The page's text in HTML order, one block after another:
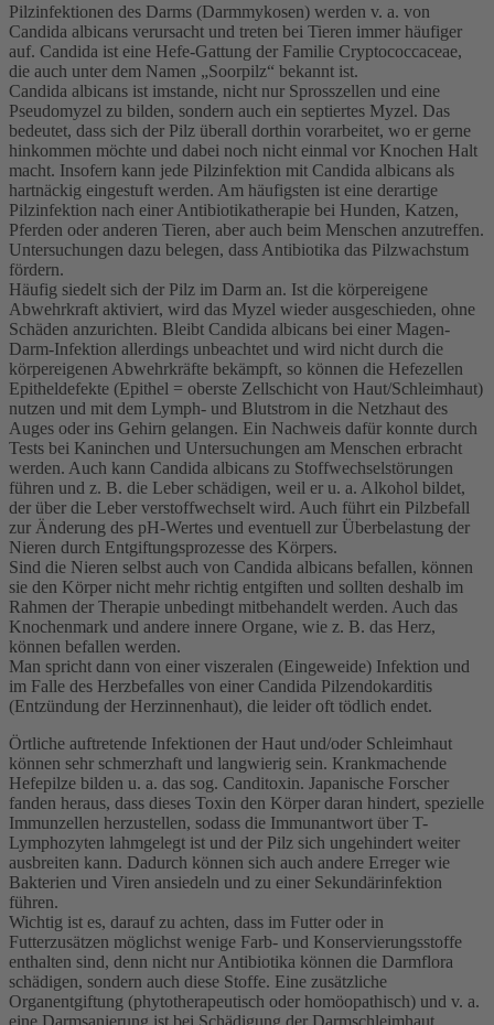
Pilzinfektionen des Darms (Darmmykosen) werden v. a. von
Candida albicans verursacht und treten bei Tieren immer häufiger
auf. Candida ist eine Hefe-Gattung der Familie Cryptococcaceae,
die auch unter dem Namen „Soorpilz“ bekannt ist.
Candida albicans ist imstande, nicht nur Sprosszellen und eine
Pseudomyzel zu bilden, sondern auch ein septiertes Myzel. Das
bedeutet, dass sich der Pilz überall dorthin vorarbeitet, wo er gerne
hinkommen möchte und dabei noch nicht einmal vor Knochen Halt
macht. Insofern kann jede Pilzinfektion mit Candida albicans als
hartnäckig eingestuft werden. Am häufigsten ist eine derartige
Pilzinfektion nach einer Antibiotikatherapie bei Hunden, Katzen,
Pferden oder anderen Tieren, aber auch beim Menschen anzutreffen.
Untersuchungen dazu belegen, dass Antibiotika das Pilzwachstum
fördern.
Häufig siedelt sich der Pilz im Darm an. Ist die körpereigene
Abwehrkraft aktiviert, wird das Myzel wieder ausgeschieden, ohne
Schäden anzurichten. Bleibt Candida albicans bei einer Magen-
Darm-Infektion allerdings unbeachtet und wird nicht durch die
körpereigenen Abwehrkräfte bekämpft, so können die Hefezellen
Epitheldefekte (Epithel = oberste Zellschicht von Haut/Schleimhaut)
nutzen und mit dem Lymph- und Blutstrom in die Netzhaut des
Auges oder ins Gehirn gelangen. Ein Nachweis dafür konnte durch
Tests bei Kaninchen und Untersuchungen am Menschen erbracht
werden. Auch kann Candida albicans zu Stoffwechselstörungen
führen und z. B. die Leber schädigen, weil er u. a. Alkohol bildet,
der über die Leber verstoffwechselt wird. Auch führt ein Pilzbefall
zur Änderung des pH-Wertes und eventuell zur Überbelastung der
Nieren durch Entgiftungsprozesse des Körpers.
Sind die Nieren selbst auch von Candida albicans befallen, können
sie den Körper nicht mehr richtig entgiften und sollten deshalb im
Rahmen der Therapie unbedingt mitbehandelt werden. Auch das
Knochenmark und andere innere Organe, wie z. B. das Herz,
können befallen werden.
Man spricht dann von einer viszeralen (Eingeweide) Infektion und
im Falle des Herzbefalles von einer Candida Pilzendokarditis
(Entzündung der Herzinnenhaut), die leider oft tödlich endet.
Örtliche auftretende Infektionen der Haut und/oder Schleimhaut
können sehr schmerzhaft und langwierig sein. Krankmachende
Hefepilze bilden u. a. das sog. Canditoxin. Japanische Forscher
fanden heraus, dass dieses Toxin den Körper daran hindert, spezielle
Immunzellen herzustellen, sodass die Immunantwort über T-
Lymphozyten lahmgelegt ist und der Pilz sich ungehindert weiter
ausbreiten kann. Dadurch können sich auch andere Erreger wie
Bakterien und Viren ansiedeln und zu einer Sekundärinfektion
führen.
Wichtig ist es, darauf zu achten, dass im Futter oder in
Futterzusätzen möglichst wenige Farb- und Konservierungsstoffe
enthalten sind, denn nicht nur Antibiotika können die Darmflora
schädigen, sondern auch diese Stoffe. Eine zusätzliche
Organentgiftung (phytotherapeutisch oder homöopathisch) und v. a.
eine Darmsanierung ist bei Schädigung der Darmschleimhaut